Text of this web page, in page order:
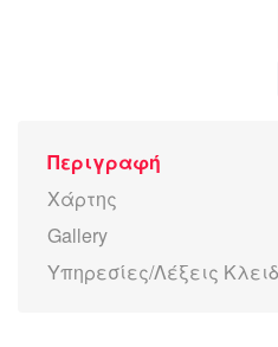
Περιγραφή
Χάρτης
Gallery
Υπηρεσίες/Λέξεις